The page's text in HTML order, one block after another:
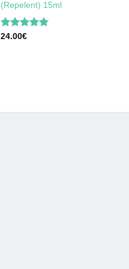
(Repelent) 15ml
Hodnotenie
24.00€